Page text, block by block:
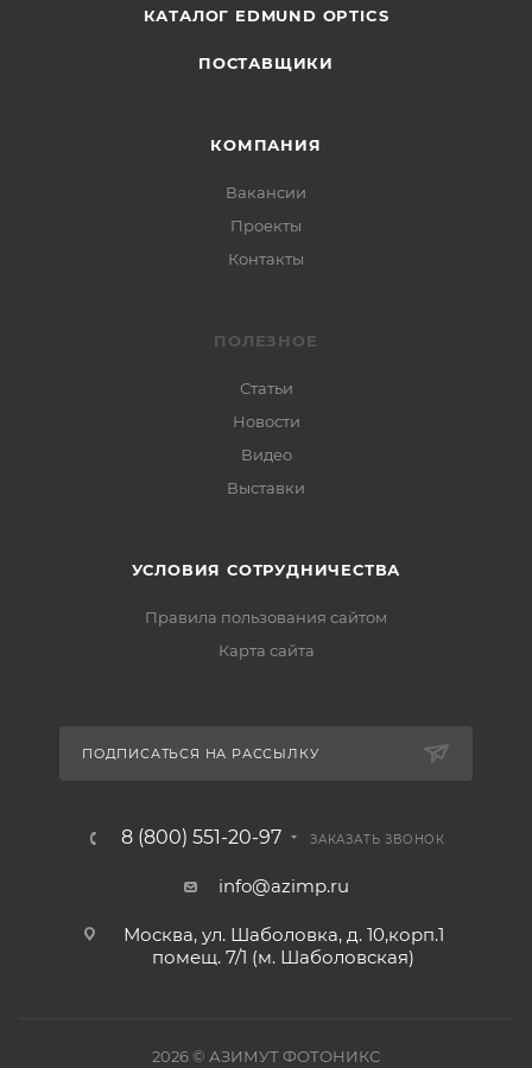
КАТАЛОГ EDMUND OPTICS
ПОСТАВЩИКИ
КОМПАНИЯ
Вакансии
Проекты
Контакты
ПОЛЕЗНОЕ
Статьи
Новости
Видео
Выставки
УСЛОВИЯ СОТРУДНИЧЕСТВА
Правила пользования сайтом
Карта сайта
ПОДПИСАТЬСЯ НА РАССЫЛКУ
8 (800) 551-20-97 ЗАКАЗАТЬ ЗВОНОК
info@azimp.ru
Москва, ул. Шаболовка, д. 10,корп.1
помещ. 7/1 (м. Шаболовская)
2026© АЗИМУТ ФОТОНИКС